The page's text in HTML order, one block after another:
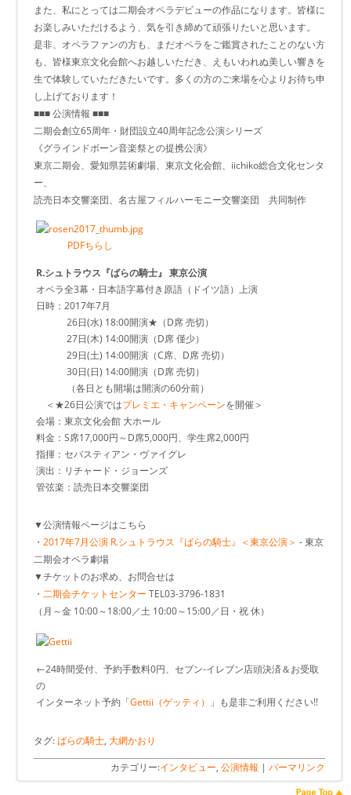
また、私にとっては二期会オペラデビューの作品になります。皆様に
お楽しみいただけるよう、気を引き締めて頑張りたいと思います。
是非、オペラファンの方も、まだオペラをご鑑賞されたことのない方
も、皆様東京文化会館へお越しいただき、えもいわれぬ美しい響きを
生で体験していただきたいです。多くの方のご来場を心よりお待ち申
し上げております！
■■■ 公演情報 ■■■
二期会創立65周年・財団設立40周年記念公演シリーズ
《グラインドボーン音楽祭との提携公演》
東京二期会、愛知県芸術劇場、東京文化会館、iichiko総合文化センタ
ー、
読売日本交響楽団、名古屋フィルハーモニー交響楽団 共同制作
PDFちらし
R.シュトラウス『ばらの騎士』 東京公演
オペラ全3幕・日本語字幕付き原語（ドイツ語）上演
日時：2017年7月
26日(水) 18:00開演★（D席 売切）
27日(木) 14:00開演（D席 僅少）
29日(土) 14:00開演（C席、D席 売切）
30日(日) 14:00開演（D席 売切）
（各日とも開場は開演の60分前）
＜★26日公演ではプレミエ・キャンペーンを開催＞
会場：東京文化会館 大ホール
料金：S席17,000円～D席5,000円、学生席2,000円
指揮：セバスティアン・ヴァイグレ
演出：リチャード・ジョーンズ
管弦楽：読売日本交響楽団
▼公演情報ページはこちら
・ 2017年7月公演 R.シュトラウス『ばらの騎士』＜東京公演＞ - 東京
二期会オペラ劇場
▼チケットのお求め、お問合せは
・ 二期会チケットセンター TEL03-3796-1831
（月～金 10:00～18:00／土 10:00～15:00／日・祝 休）
←24時間受付、予約手数料0円、セブン-イレブン店頭決済＆お受取
の
インターネット予約「Gettii（ゲッティ） 」も是非ご利用ください!!
タグ:ばらの騎士, 大網かおり
カテゴリー:インタビュー, 公演情報 | パーマリンク